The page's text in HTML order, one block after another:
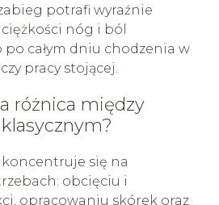
potrafi wyraźnie
nóg i ból
całym dniu chodzenia w
pracy stojącej.
różnica między
koncentruje się na
obcięciu i
opracowaniu skórek oraz